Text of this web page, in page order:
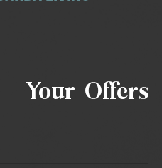
Your Offers